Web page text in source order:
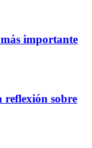
importante
reflexión sobre